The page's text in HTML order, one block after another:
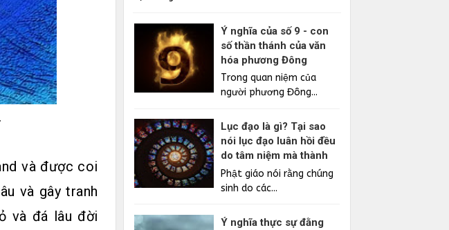
và được coi
và gây tranh
và đá lâu đời
Ý nghĩa của số 9 - con
số thần thánh của văn
hóa phương Đông
Trong quan niệm của
người phương Đông...
Lục đạo là gì? Tại sao
nói lục đạo luân hồi đều
do tâm niệm mà thành
Phật giáo nói rằng chúng
sinh do các...
Ý nghĩa thực sự đằng